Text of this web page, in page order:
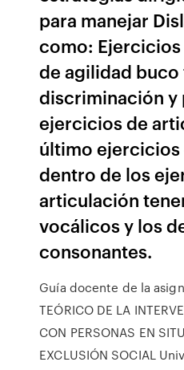
para manejar
como:
de agilidad buco
discriminación
ejercicios de
último
dentro de los
articulación
vocálicos y los
consonantes.
Guía docente de la
TEÓRICO DE LA
CON PERSONAS EN
EXCLUSIÓN SOCIAL